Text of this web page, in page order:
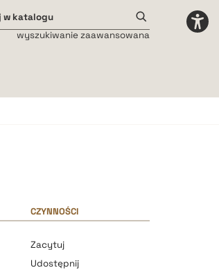
wyszukiwanie zaawansowana
CZYNNOŚCI
Zacytuj
Udostępnij